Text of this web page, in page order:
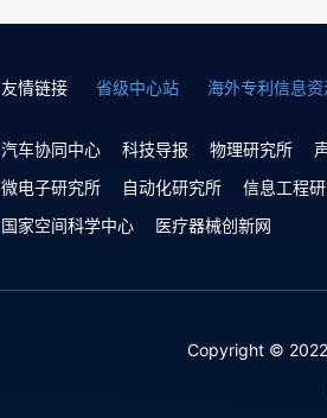
友情链接 省级中心站 海外专利信息
汽车协同中心 科技导报 物理研究所
微电子研究所
自动化研究所 信息工程
国家空间科学中心
医疗器械创新网
Copyright © 2022